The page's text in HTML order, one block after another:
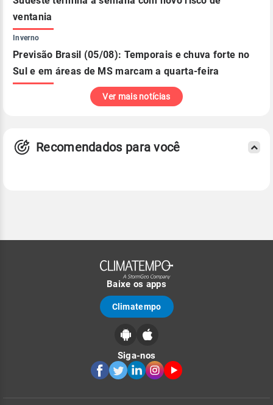
ventania
Inverno
Previsão Brasil (05/08): Temporais e chuva forte no
Sul e em áreas de MS marcam a quarta-feira
Ver mais notícias
Recomendados para você
Baixe os apps
Climatempo
Siga-nos